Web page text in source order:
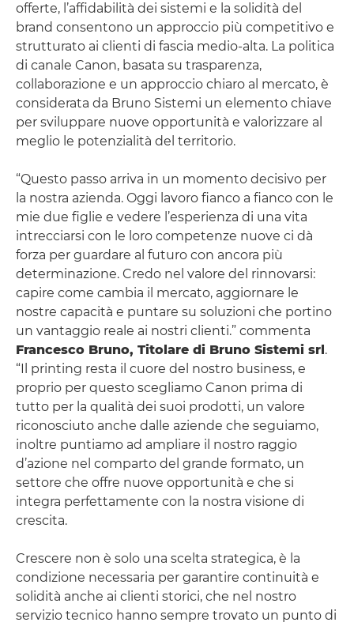
offerte, l’affidabilità dei sistemi e la solidità del
brand consentono un approccio più competitivo e
strutturato ai clienti di fascia medio-alta. La politica
di canale Canon, basata su trasparenza,
collaborazione e un approccio chiaro al mercato, è
considerata da Bruno Sistemi un elemento chiave
per sviluppare nuove opportunità e valorizzare al
meglio le potenzialità del territorio.
“Questo passo arriva in un momento decisivo per
la nostra azienda. Oggi lavoro fianco a fianco con le
mie due figlie e vedere l’esperienza di una vita
intrecciarsi con le loro competenze nuove ci dà
forza per guardare al futuro con ancora più
determinazione. Credo nel valore del rinnovarsi:
capire come cambia il mercato, aggiornare le
nostre capacità e puntare su soluzioni che portino
un vantaggio reale ai nostri clienti.” commenta
Francesco Bruno, Titolare di Bruno Sistemi srl.
“Il printing resta il cuore del nostro business, e
proprio per questo scegliamo Canon prima di
tutto per la qualità dei suoi prodotti, un valore
riconosciuto anche dalle aziende che seguiamo,
inoltre puntiamo ad ampliare il nostro raggio
d’azione nel comparto del grande formato, un
settore che offre nuove opportunità e che si
integra perfettamente con la nostra visione di
crescita.
Crescere non è solo una scelta strategica, è la
condizione necessaria per garantire continuità e
solidità anche ai clienti storici, che nel nostro
servizio tecnico hanno sempre trovato un punto di